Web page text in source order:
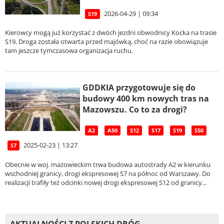
S19 2026-04-29 | 09:34
Kierowcy mogą już korzystać z dwóch jezdni obwodnicy Kocka na trasie
S19. Droga została otwarta przed majówką, choć na razie obowiązuje
tam jeszcze tymczasowa organizacja ruchu.
GDDKIA przygotowuje się do
budowy 400 km nowych tras na
Mazowszu. Co to za drogi?
A2 A50 S12 S17 S19 S50
S7 2025-02-23 | 13:27
Obecnie w woj. mazowieckim trwa budowa autostrady A2 w kierunku
wschodniej granicy, drogi ekspresowej S7 na północ od Warszawy. Do
realizacji trafiły też odcinki nowej drogi ekspresowej S12 od granicy...